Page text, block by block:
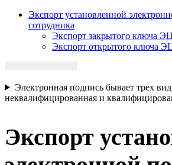
Экспорт установленной
сотрудника
Экспорт закрытого ключа
Экспорт открытого ключа
Электронная подпись бывает трех
неквалифицированная и
Экспорт